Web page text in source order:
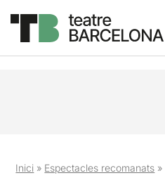
Inici » Espectacles recomanats »